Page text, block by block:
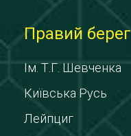
Правий берег
Ім. Т.Г. Шевченка
Київська Русь
Лейпциг